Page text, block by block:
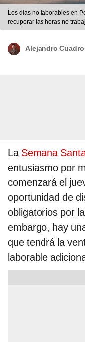
Los días no laborables en
recuperar las horas no
Alejandro
La Semana
entusiasmo por
comenzará el
oportunidad de
obligatorios por
embargo, hay
que tendrá la
laborable